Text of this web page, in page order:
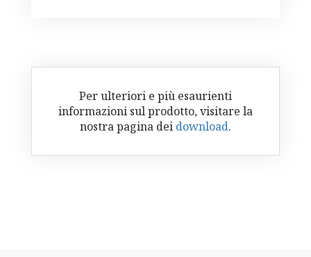
Per ulteriori e più esaurienti
informazioni sul prodotto, visitare la
nostra pagina dei download.